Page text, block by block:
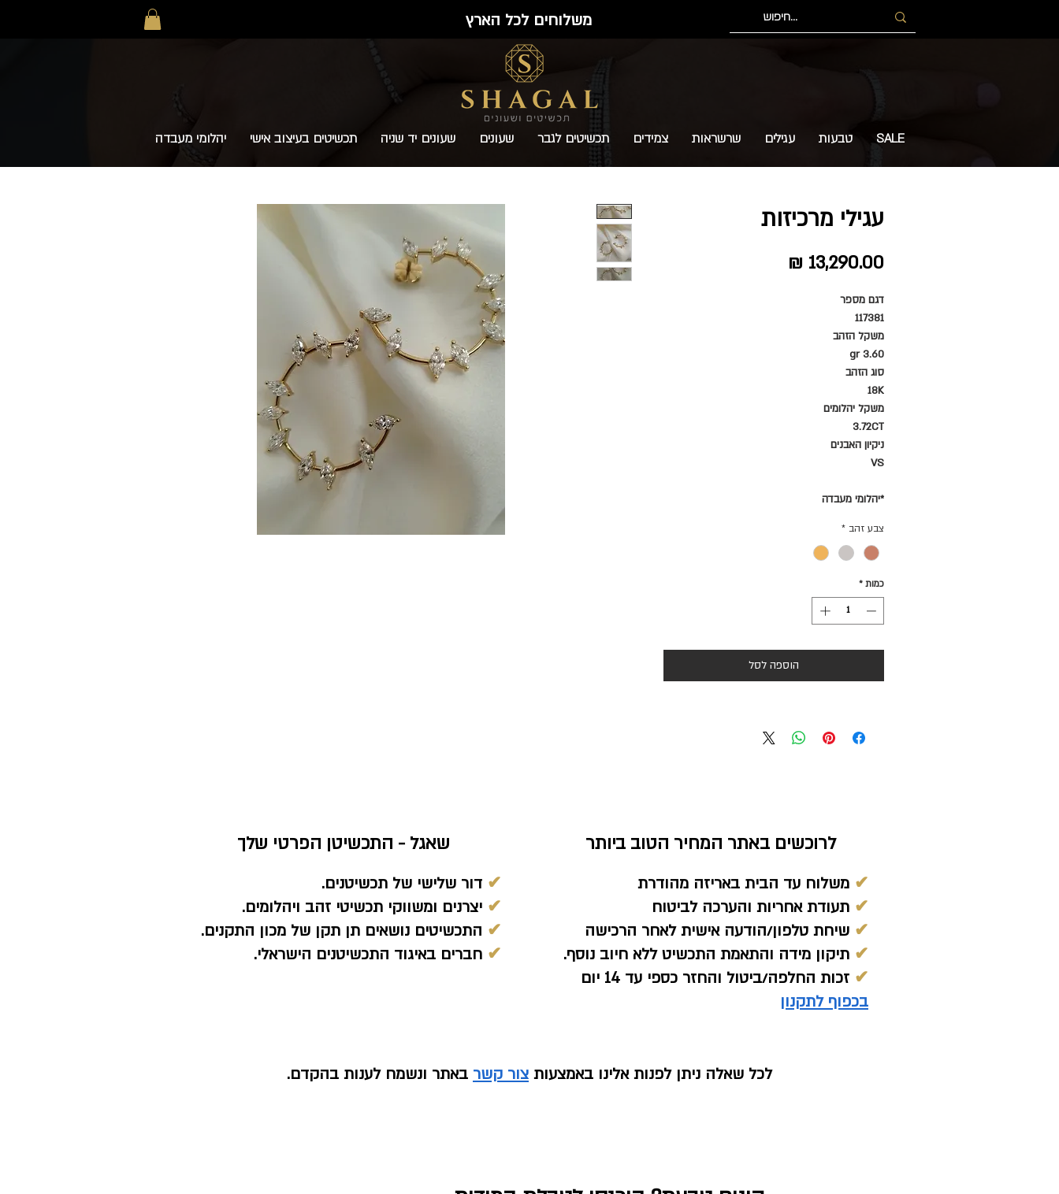
משלוחים לכל הארץ
SALE טבעות עגילים שרשראות צמידים תכשיטים לגבר שעונים שעונים יד שניה תכשיטים בעיצוב אישי יהלומי מעבדה
עגילי מרכיזות
דגם מספר
117381
משקל הזהב
3.60 gr
סוג הזהב
18K
משקל יהלומים
3.72CT
ניקיון האבנים
VS
*יהלומי מעבדה
צבע זהב *
כמות *
הוספה לסל
שאגל - התכשיטן הפרטי שלך
✔ דור שלישי של תכשיטנים.
✔ יצרנים ומשווקי תכשיטי זהב ויהלומים.
✔ התכשיטים נושאים תן תקן של מכון התקנים.
✔ חברים באיגוד התכשיטנים הישראלי.
לרוכשים באתר המחיר הטוב ביותר
✔ משלוח עד הבית באריזה מהודרת
✔ תעודת אחריות והערכה לביטוח
✔ שיחת טלפון/הודעה אישית לאחר הרכישה
✔ תיקון מידה והתאמת התכשיט ללא חיוב נוסף.
✔ זכות החלפה/ביטול והחזר כספי עד 14 יום
בכפוף לתקנון
לכל שאלה ניתן לפנות אלינו באמצעות צור קשר באתר ונשמח לענות בהקדם.